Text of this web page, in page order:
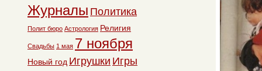
Журналы Политика
Полит бюро Астрология Религия
Свадьбы 1 мая 7 ноября
Новый год Игрушки Игры